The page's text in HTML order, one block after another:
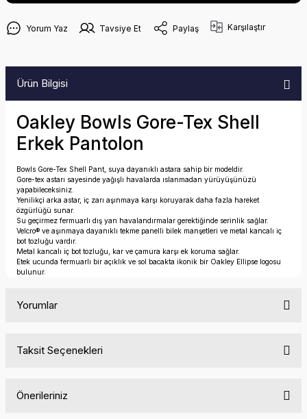
Yorum Yaz Tavsiye Et Paylaş Karşılaştır
Ürün Bilgisi
Oakley Bowls Gore-Tex Shell
Erkek Pantolon
Bowls Gore-Tex Shell Pant, suya dayanıklı astara sahip bir modeldir.
Gore-tex astarı sayesinde yağışlı havalarda ıslanmadan yürüyüşünüzü
yapabileceksiniz.
Yenilikçi arka astar, iç zarı aşınmaya karşı koruyarak daha fazla hareket
özgürlüğü sunar.
Su geçirmez fermuarlı dış yan havalandırmalar gerektiğinde serinlik sağlar.
Velcro® ve aşınmaya dayanıklı tekme panelli bilek manşetleri ve metal kancalı iç
bot tozluğu vardır.
Metal kancalı iç bot tozluğu, kar ve çamura karşı ek koruma sağlar.
Etek ucunda fermuarlı bir açıklık ve sol bacakta ikonik bir Oakley Ellipse logosu
bulunur.
Yorumlar
Taksit Seçenekleri
Önerileriniz